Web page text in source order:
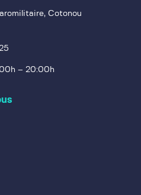
Cotonou
– 20:00h